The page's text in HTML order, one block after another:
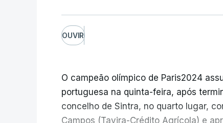
OUVIR
O campeão olímpico de Paris2024
portuguesa na quinta-feira, após
concelho de Sintra, no quarto lugar,
Campos (Tavira-Crédito Agrícola) e